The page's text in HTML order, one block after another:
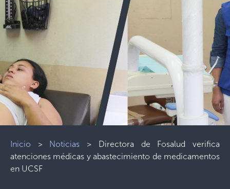
Inicio > Noticias > Directora de Fosalud verifica
atenciones médicas y abastecimiento de medicamentos
en UCSF